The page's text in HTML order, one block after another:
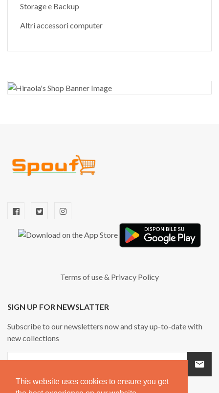
This website uses cookies to ensure you get
Storage e Backup
Altri accessori computer
Terms of use& Privacy Policy
SIGN UP FOR NEWSLATTER
Subscribe to our newsletters now and stay up-to-date with
new collections